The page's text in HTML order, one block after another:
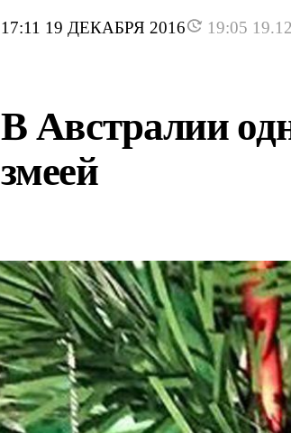
17:11 19 ДЕКАБРЯ 2016 19:05
В Австралии
змеей